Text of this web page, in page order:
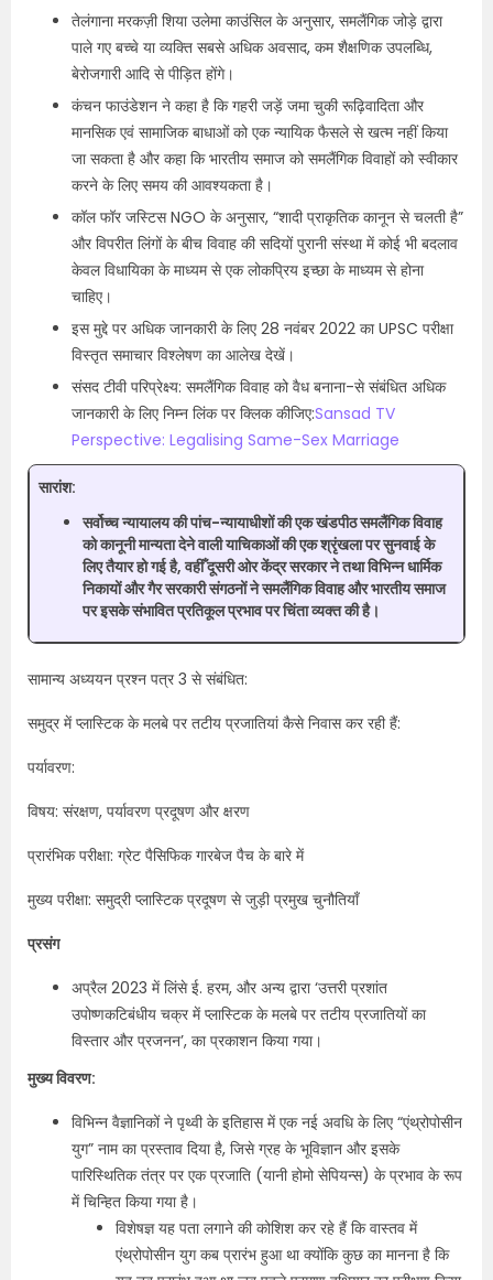
तेलंगाना मरकज़ी शिया उलेमा काउंसिल के अनुसार, समलैंगिक जोड़े द्वारा
पाले गए बच्चे या व्यक्ति सबसे अधिक अवसाद, कम शैक्षणिक उपलब्धि,
बेरोजगारी आदि से पीड़ित होंगे।
कंचन फाउंडेशन ने कहा है कि गहरी जड़ें जमा चुकी रूढ़िवादिता और
मानसिक एवं सामाजिक बाधाओं को एक न्यायिक फैसले से खत्म नहीं किया
जा सकता है और कहा कि भारतीय समाज को समलैंगिक विवाहों को स्वीकार
करने के लिए समय की आवश्यकता है।
कॉल फॉर जस्टिस NGO के अनुसार, “शादी प्राकृतिक कानून से चलती है”
और विपरीत लिंगों के बीच विवाह की सदियों पुरानी संस्था में कोई भी बदलाव
केवल विधायिका के माध्यम से एक लोकप्रिय इच्छा के माध्यम से होना
चाहिए।
इस मुद्दे पर अधिक जानकारी के लिए 28 नवंबर 2022 का UPSC परीक्षा
विस्तृत समाचार विश्लेषण का आलेख देखें।
संसद टीवी परिप्रेक्ष्य: समलैंगिक विवाह को वैध बनाना-से संबंधित अधिक
जानकारी के लिए निम्न लिंक पर क्लिक कीजिए:Sansad TV
Perspective: Legalising Same-Sex Marriage
सारांश:
सर्वोच्च न्यायालय की पांच-न्यायाधीशों की एक खंडपीठ समलैंगिक विवाह
को कानूनी मान्यता देने वाली याचिकाओं की एक श्रृंखला पर सुनवाई के
लिए तैयार हो गई है, वहीँ दूसरी ओर केंद्र सरकार ने तथा विभिन्न धार्मिक
निकायों और गैर सरकारी संगठनों ने समलैंगिक विवाह और भारतीय समाज
पर इसके संभावित प्रतिकूल प्रभाव पर चिंता व्यक्त की है।
सामान्य अध्ययन प्रश्न पत्र 3 से संबंधित:
समुद्र में प्लास्टिक के मलबे पर तटीय प्रजातियां कैसे निवास कर रही हैं:
पर्यावरण:
विषय: संरक्षण, पर्यावरण प्रदूषण और क्षरण
प्रारंभिक परीक्षा: ग्रेट पैसिफिक गारबेज पैच के बारे में
मुख्य परीक्षा: समुद्री प्लास्टिक प्रदूषण से जुड़ी प्रमुख चुनौतियाँ
प्रसंग
अप्रैल 2023 में लिंसे ई. हरम, और अन्य द्वारा ‘उत्तरी प्रशांत
उपोष्णकटिबंधीय चक्र में प्लास्टिक के मलबे पर तटीय प्रजातियों का
विस्तार और प्रजनन’, का प्रकाशन किया गया।
मुख्य विवरण:
विभिन्न वैज्ञानिकों ने पृथ्वी के इतिहास में एक नई अवधि के लिए “एंथ्रोपोसीन
युग” नाम का प्रस्ताव दिया है, जिसे ग्रह के भूविज्ञान और इसके
पारिस्थितिक तंत्र पर एक प्रजाति (यानी होमो सेपियन्स) के प्रभाव के रूप
में चिन्हित किया गया है।
विशेषज्ञ यह पता लगाने की कोशिश कर रहे हैं कि वास्तव में
एंथ्रोपोसीन युग कब प्रारंभ हुआ था क्योंकि कुछ का मानना है कि